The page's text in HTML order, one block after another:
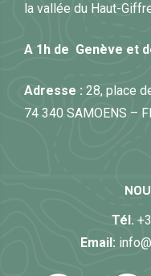
la vallée du Haut-
A 1h de Genève et
Adresse : 28, place
74 340 SAMOENS –
Tél.
Email: